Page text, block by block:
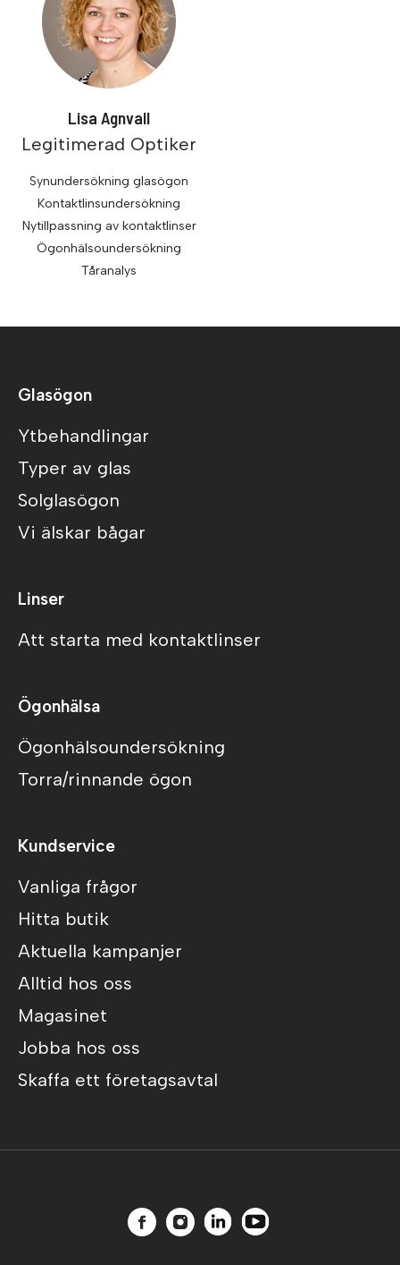
Lisa Agnvall
Legitimerad Optiker
Synundersökning glasögon
Kontaktlinsundersökning
Nytillpassning av kontaktlinser
Ögonhälsoundersökning
Tåranalys
Glasögon
Ytbehandlingar
Typer av glas
Solglasögon
Vi älskar bågar
Linser
Att starta med kontaktlinser
Ögonhälsa
Ögonhälsoundersökning
Torra/rinnande ögon
Kundservice
Vanliga frågor
Hitta butik
Aktuella kampanjer
Alltid hos oss
Magasinet
Jobba hos oss
Skaffa ett företagsavtal